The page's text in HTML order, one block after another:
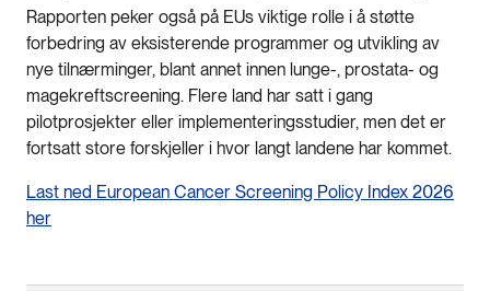
Rapporten peker også på EUs viktige rolle i å støtte
forbedring av eksisterende programmer og utvikling av
nye tilnærminger, blant annet innen lunge-, prostata- og
magekreftscreening. Flere land har satt i gang
pilotprosjekter eller implementeringsstudier, men det er
fortsatt store forskjeller i hvor langt landene har kommet.
Last ned European Cancer Screening Policy Index 2026
her